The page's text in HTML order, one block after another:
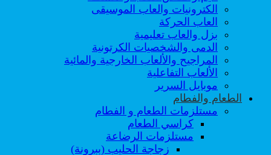
الكترونيات والعاب الموسيقى
العاب الحركة
بزل والعاب تعليمية
الدمى والشخصيات الكرتونية
المراجيح والألعاب الخارجية والمائية
الألعاب التفاعلية
موبايل السرير
الطعام والفطام
مستلزمات الطعام و الفطام
كراسي الطعام
مستلزمات الرضاعة
زجاجة الحليب (ببرونة)